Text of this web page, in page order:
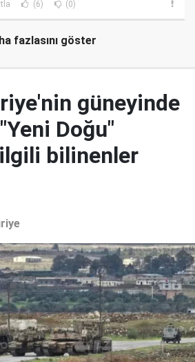
(6) (0)
fazlasını göster
güneyinde
Doğu"
bilinenler